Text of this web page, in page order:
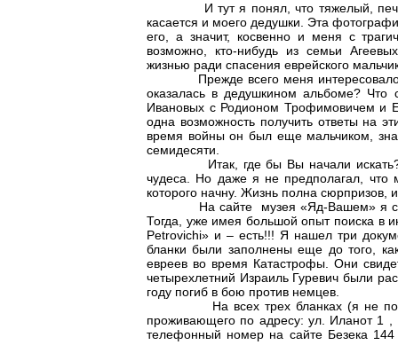
И тут я понял, что тяжелый,
касается и моего дедушки. Эта
его, а значит, косвенно и меня с
возможно, кто-нибудь из семьи
жизнью ради спасения еврейского
Прежде всего меня интересовало,
оказалась в дедушкином альбоме?
Ивановых с Родионом Трофимовичем и
одна возможность получить ответы на
время войны он был еще мальчиком,
семидесяти.
Итак, где бы Вы начали искать? Я
чудеса. Но даже я не предполагал, что
которого начну. Жизнь полна
На сайте музея «Яд-Вашем» я
Тогда, уже имея большой опыт поиска в
Petrovichi» и – есть!!! Я нашел три
бланки были заполнены еще до того,
евреев во время Катастрофы. Они
четырехлетний Израиль Гуревич были
году погиб в бою против немцев.
На всех трех бланках (я не
проживающего по адресу: ул. Иланот 1
телефонный номер на сайте Безека